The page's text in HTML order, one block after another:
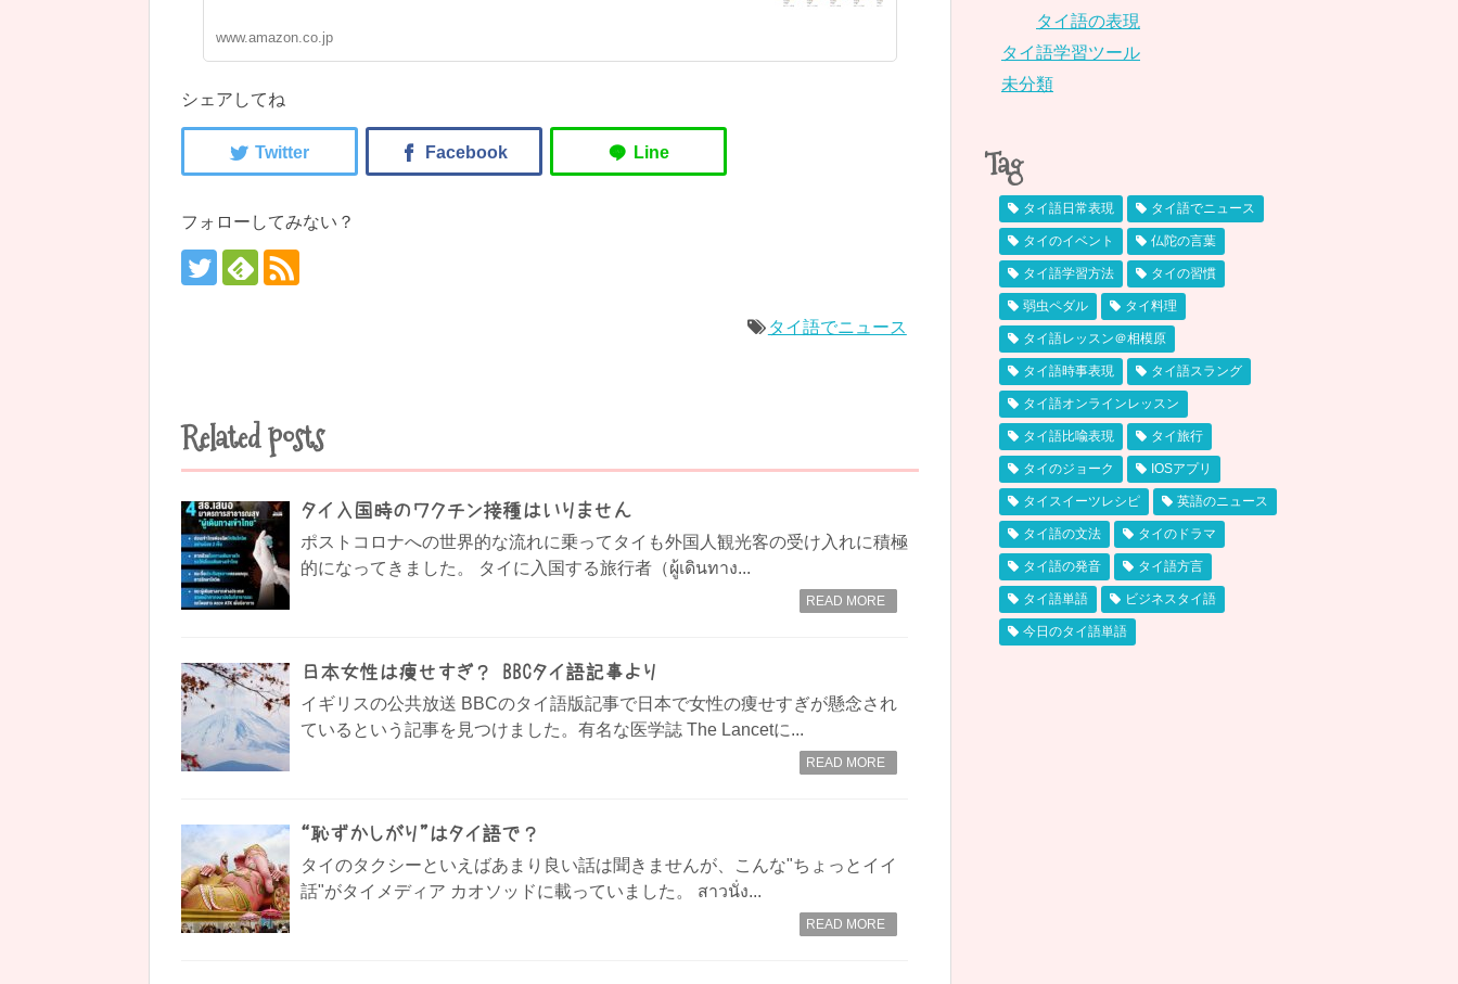
www.amazon.co.jp
シェアしてね
フォローしてみない？
タイ語でニュース
Related posts
タイ入国時のワクチン接種はいりません
ポストコロナへの世界的な流れに乗ってタイも外国人観光客の受け入れに積極
的になってきました。 タイに入国する旅行者（ผู้เดินทาง...
READ MORE
日本女性は痩せすぎ？ BBCタイ語記事より
イギリスの公共放送 BBCのタイ語版記事で日本で女性の痩せすぎが懸念され
ているという記事を見つけました。有名な医学誌 The Lancetに...
READ MORE
“恥ずかしがり”はタイ語で？
タイのタクシーといえばあまり良い話は聞きませんが、こんな"ちょっとイイ
話"がタイメディア カオソッドに載っていました。 สาวนั่ง...
READ MORE
タイ語の表現
タイ語学習ツール
未分類
Tag
タイ語日常表現 タイ語でニュース
タイのイベント 仏陀の言葉
タイ語学習方法 タイの習慣
弱虫ペダル タイ料理
タイ語レッスン＠相模原
タイ語時事表現 タイ語スラング
タイ語オンラインレッスン
タイ語比喩表現 タイ旅行
タイのジョーク IOSアプリ
タイスイーツレシピ 英語のニュース
タイ語の文法 タイのドラマ
タイ語の発音 タイ語方言
タイ語単語 ビジネスタイ語
今日のタイ語単語